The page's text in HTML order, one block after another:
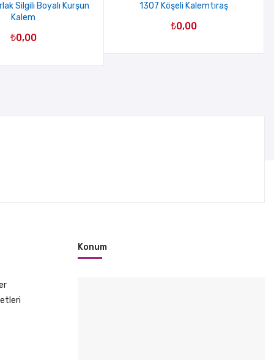
Silgili Boyalı Kurşun
Kalem
₺0,00
1307 Köşeli Kalemtıraş
₺0,00
Konum